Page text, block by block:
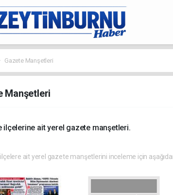
Gazete Manşetleri
Manşetleri
ilçelerine ait yerel gazete manşetleri.
ilçelere ait yerel gazete manşetlerini inceleme için